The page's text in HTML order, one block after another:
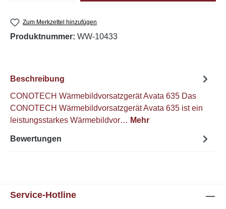
Zum Merkzettel hinzufügen
Produktnummer: WW-10433
Beschreibung
CONOTECH Wärmebildvorsatzgerät Avata 635 Das
CONOTECH Wärmebildvorsatzgerät Avata 635 ist ein
leistungsstarkes Wärmebildvor… Mehr
Bewertungen
Service-Hotline